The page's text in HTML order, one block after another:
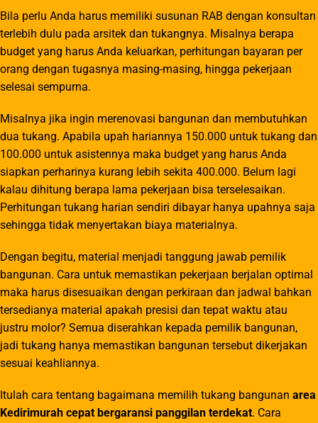
Bila perlu Anda harus memiliki susunan RAB dengan konsultan
terlebih dulu pada arsitek dan tukangnya. Misalnya berapa
budget yang harus Anda keluarkan, perhitungan bayaran per
orang dengan tugasnya masing-masing, hingga pekerjaan
selesai sempurna.
Misalnya jika ingin merenovasi bangunan dan membutuhkan
dua tukang. Apabila upah hariannya 150.000 untuk tukang dan
100.000 untuk asistennya maka budget yang harus Anda
siapkan perharinya kurang lebih sekita 400.000. Belum lagi
kalau dihitung berapa lama pekerjaan bisa terselesaikan.
Perhitungan tukang harian sendiri dibayar hanya upahnya saja
sehingga tidak menyertakan biaya materialnya.
Dengan begitu, material menjadi tanggung jawab pemilik
bangunan. Cara untuk memastikan pekerjaan berjalan optimal
maka harus disesuaikan dengan perkiraan dan jadwal bahkan
tersedianya material apakah presisi dan tepat waktu atau
justru molor? Semua diserahkan kepada pemilik bangunan,
jadi tukang hanya memastikan bangunan tersebut dikerjakan
sesuai keahliannya.
Itulah cara tentang bagaimana memilih tukang bangunan area
Kedirimurah cepat bergaransi panggilan terdekat. Cara